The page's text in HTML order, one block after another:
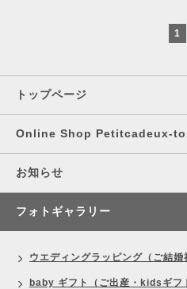
1
トップページ
Online Shop Petitcadeux-
お知らせ
フォトギャラリー
ウエディングラッピング（ご結
baby ギフト（ご出産・kidsギフ